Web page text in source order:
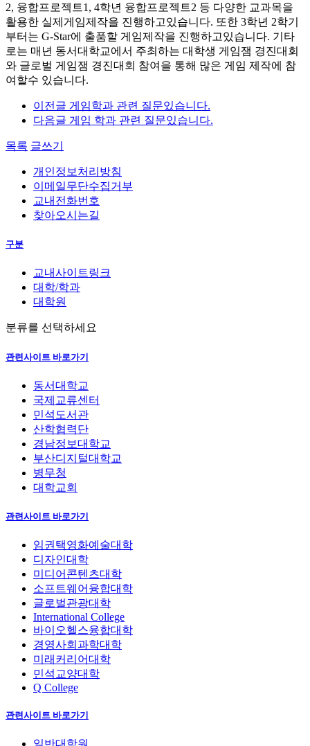
2, 융합프로젝트1, 4학년 융합프로젝트2 등 다양한 교과목을
활용한 실제게임제작을 진행하고있습니다. 또한 3학년 2학기
부터는 G-Star에 출품할 게임제작을 진행하고있습니다. 기타
로는 매년 동서대학교에서 주최하는 대학생 게임잼 경진대회
와 글로벌 게임잼 경진대회 참여을 통해 많은 게임 제작에 참
여할수 있습니다.
이전글 게임학과 관련 질문있습니다.
다음글 게임 학과 관련 질문있습니다.
목록 글쓰기
개인정보처리방침
이메일무단수집거부
교내전화번호
찾아오시는길
구분
교내사이트링크
대학/학과
대학원
분류를 선택하세요
관련사이트 바로가기
동서대학교
국제교류센터
민석도서관
산학협력단
경남정보대학교
부산디지털대학교
병무청
대학교회
관련사이트 바로가기
임권택영화예술대학
디자인대학
미디어콘텐츠대학
소프트웨어융합대학
글로벌관광대학
International College
바이오헬스융합대학
경영사회과학대학
미래커리어대학
민석교양대학
Q College
관련사이트 바로가기